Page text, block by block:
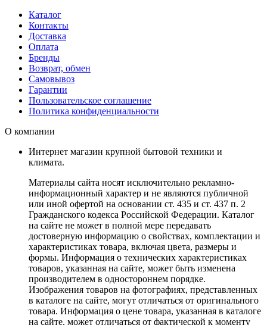
Каталог
Контакты
Доставка
Оплата
Бренды
Возврат, обмен
Самовывоз
Гарантии
Пользовательское соглашение
Политика конфиденциальности
О компании
Интернет магазин крупной бытовой техники и
климата.
Материалы сайта носят исключительно рекламно-
информационный характер и не являются публичной
или иной офертой на основании ст. 435 и ст. 437 п. 2
Гражданского кодекса Российской Федерации. Каталог
на сайте не может в полной мере передавать
достоверную информацию о свойствах, комплектации и
характеристиках товара, включая цвета, размеры и
формы. Информация о технических характеристиках
товаров, указанная на сайте, может быть изменена
производителем в одностороннем порядке.
Изображения товаров на фотографиях, представленных
в каталоге на сайте, могут отличаться от оригинального
товара. Информация о цене товара, указанная в каталоге
на сайте, может отличаться от фактической к моменту